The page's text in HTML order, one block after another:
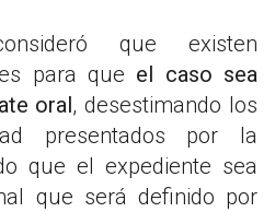
que existen
para que el caso sea
oral, desestimando los
presentados por la
que el expediente sea
que será definido por